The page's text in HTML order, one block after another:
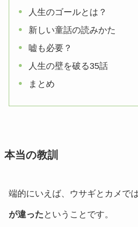
人生のゴールとは？
新しい童話の読みかた
嘘も必要？
人生の壁を破る35話
まとめ
本当の教訓
端的にいえば、ウサギとカメで
が違った ということです。